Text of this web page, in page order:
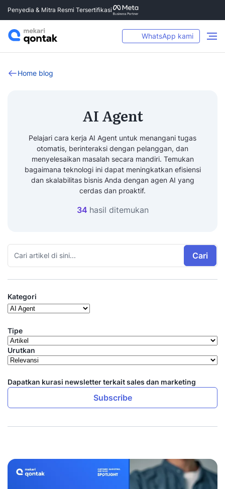
Penyedia & Mitra Resmi Tersertifikasi
WhatsApp kami
Home blog
AI Agent
Pelajari cara kerja AI Agent untuk menangani tugas
otomatis, berinteraksi dengan pelanggan, dan
menyelesaikan masalah secara mandiri. Temukan
bagaimana teknologi ini dapat meningkatkan efisiensi
dan skalabilitas bisnis Anda dengan agen AI yang
cerdas dan proaktif.
34 hasil ditemukan
Cari
Kategori
Tipe
Urutkan
Dapatkan kurasi newsletter terkait sales dan marketing
Subscribe